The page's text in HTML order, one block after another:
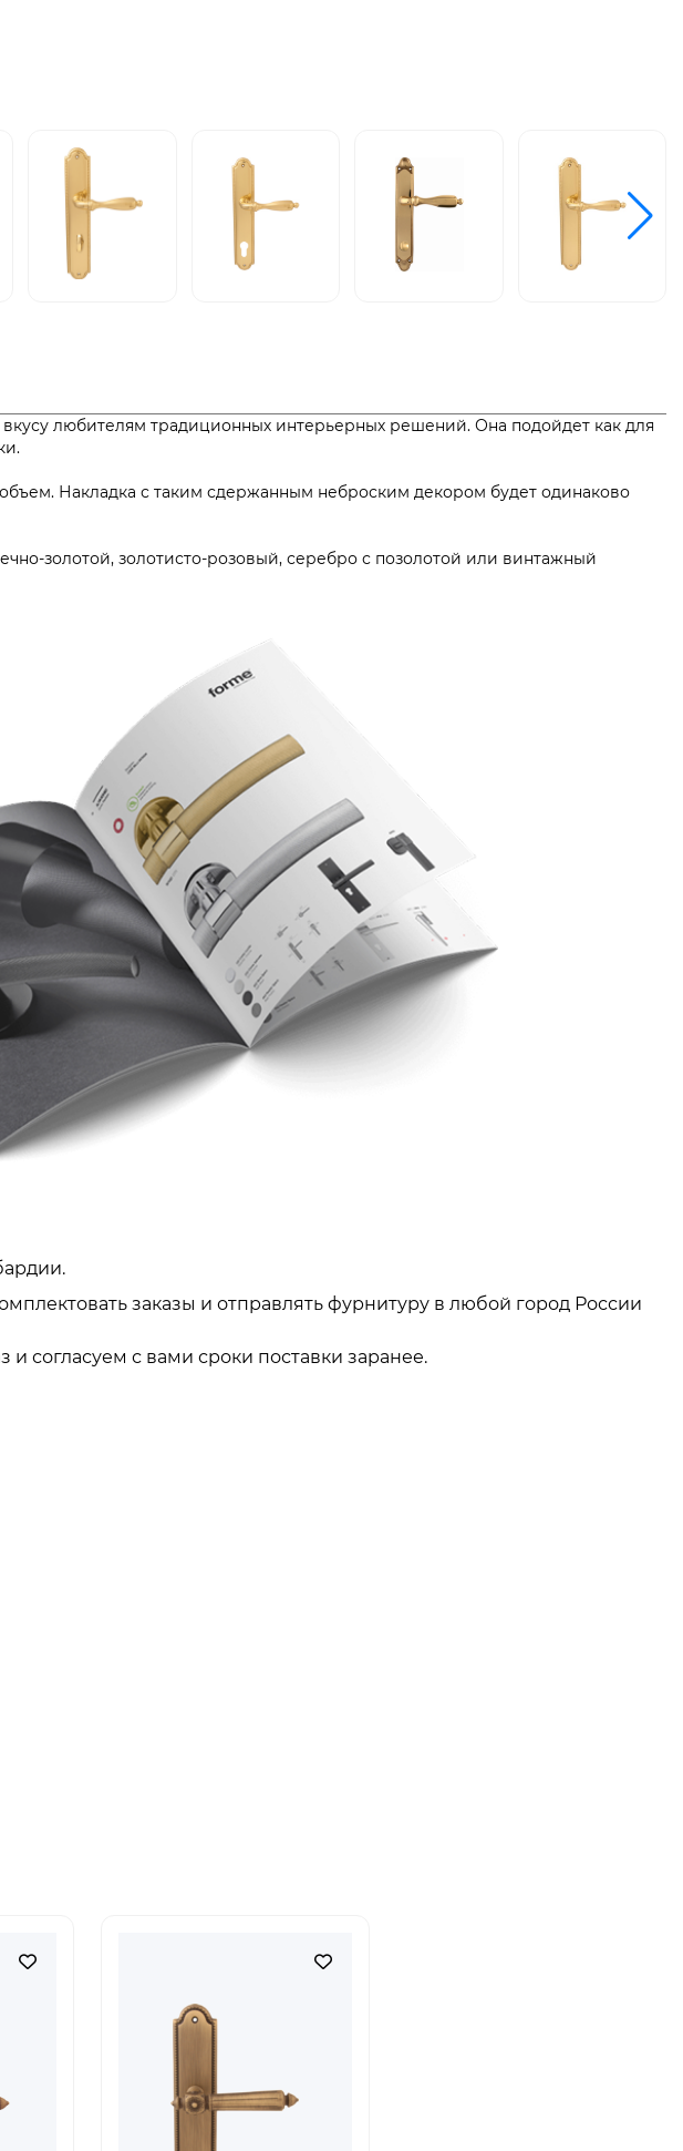
любителям традиционных интерьерных решений. Она подойдет как для
Накладка с таким сдержанным неброским декором будет одинаково
золотой, золотисто-розовый, серебро с позолотой или винтажный
заказы и отправлять фурнитуру в любой город России
согласуем с вами сроки поставки заранее.